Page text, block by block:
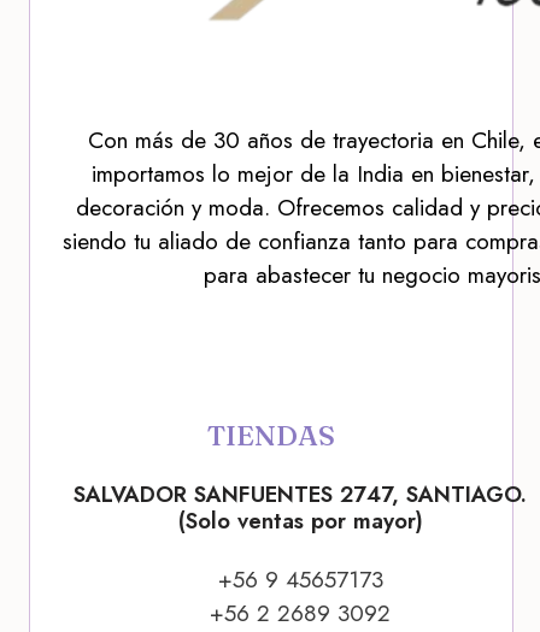
Con más de 30 años de trayectoria en Chile,
importamos lo mejor de la India en
decoración y moda. Ofrecemos calidad y
siendo tu aliado de confianza tanto para
para abastecer tu negocio
TIENDAS
SALVADOR SANFUENTES 2747, SANTIAGO.
(Solo ventas por mayor)
+56 9 45657173
+56 2 2689 3092